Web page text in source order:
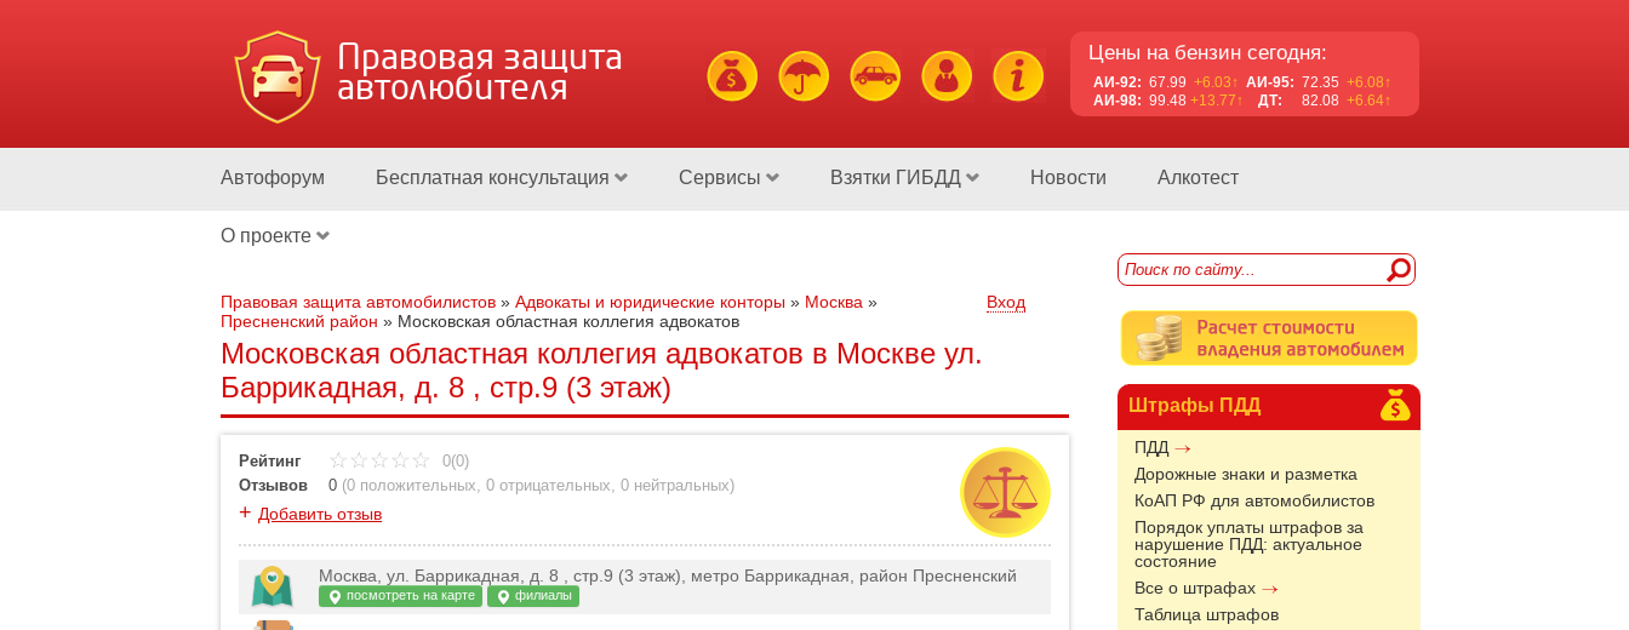
Правовая защита
автолюбителя
Цены на бензин сегодня:
АИ-92: 67.99 +6.03↑ АИ-95: 72.35 +6.08↑
АИ-98: 99.48 +13.77↑ ДТ: 82.08 +6.64↑
Автофорум Бесплатная консультация Сервисы Взятки ГИБДД Новости Алкотест
О проекте
Штрафы ПДД
ПДД
Дорожные знаки и разметка
КоАП РФ для автомобилистов
Порядок уплаты штрафов за
нарушение ПДД: актуальное
состояние
Все о штрафах
Таблица штрафов
Правовая защита автомобилистов » Адвокаты и юридические конторы » Москва »
Пресненский район » Московская областная коллегия адвокатов
Вход
Московская областная коллегия адвокатов в Москве ул.
Баррикадная, д. 8 , стр.9 (3 этаж)
Рейтинг
0(0)
Отзывов
0 (0 положительных, 0 отрицательных, 0 нейтральных)
+ Добавить отзыв
Москва, ул. Баррикадная, д. 8 , стр.9 (3 этаж), метро Баррикадная, район Пресненский
посмотреть на карте филиалы